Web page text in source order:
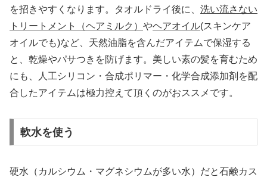
を招きやすくなります。タオルドライ後に、 洗い流さない
トリートメント（ヘアミルク） やヘアオイル(スキンケア
オイルでも)など、天然油脂を含んだアイテムで保湿する
と、乾燥やパサつきを防げます。美しい素の髪を育むため
にも、人工シリコン・合成ポリマー・化学合成添加剤を配
合したアイテムは極力控えて頂くのがおススメです。
軟水を使う
硬水（カルシウム・マグネシウムが多い水）だと石鹸カス